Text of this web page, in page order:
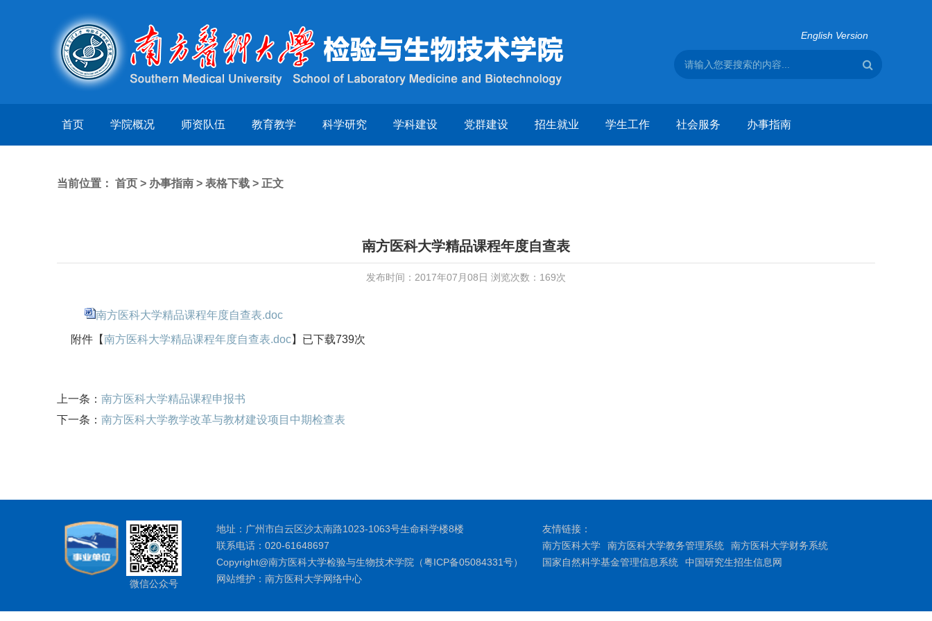
English Version
首页 学院概况 师资队伍 教育教学 科学研究 学科建设 党群建设 招生就业 学生工作 社会服务 办事指南
当前位置： 首页 > 办事指南 > 表格下载 > 正文
南方医科大学精品课程年度自查表
发布时间：2017年07月08日 浏览次数： 169次
南方医科大学精品课程年度自查表.doc
附件【南方医科大学精品课程年度自查表.doc】已下载739次
上一条： 南方医科大学精品课程申报书
下一条： 南方医科大学教学改革与教材建设项目中期检查表
微信公众号
地址：广州市白云区沙太南路1023-1063号生命科学楼8楼
联系电话：020-61648697
Copyright@南方医科大学检验与生物技术学院（粤ICP备05084331号）
网站维护：南方医科大学网络中心
友情链接：
南方医科大学
南方医科大学教务管理系统
南方医科大学财务系统
国家自然科学基金管理信息系统
中国研究生招生信息网